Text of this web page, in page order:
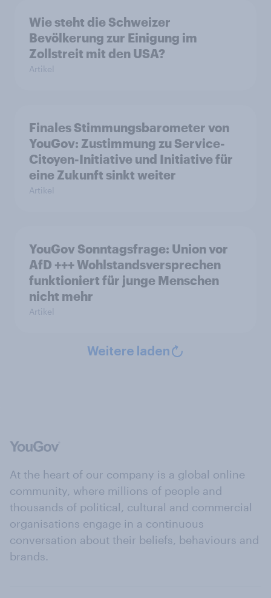
Wie steht die Schweizer
Bevölkerung zur Einigung im
Zollstreit mit den USA?
Artikel
Finales Stimmungsbarometer von
YouGov: Zustimmung zu Service-
Citoyen-Initiative und Initiative für
eine Zukunft sinkt weiter
Artikel
YouGov Sonntagsfrage: Union vor
AfD +++ Wohlstandsversprechen
funktioniert für junge Menschen
nicht mehr
Artikel
Weitere laden
At the heart of our company is a global online
community, where millions of people and
thousands of political, cultural and commercial
organisations engage in a continuous
conversation about their beliefs, behaviours and
brands.